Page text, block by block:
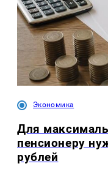
Экономика
Для
пенсионеру
рублей